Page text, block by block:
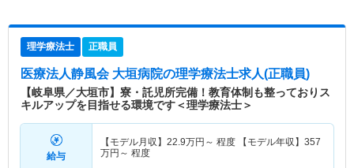
理学療法士 正職員
医療法人静風会 大垣病院の理学療法士求人(正職員)
【岐阜県／大垣市】寮・託児所完備！教育体制も整っておりス
キルアップを目指せる環境です＜理学療法士＞
給与
【モデル月収】 22.9万円～ 程度 【モデル年収】 357
万円～ 程度